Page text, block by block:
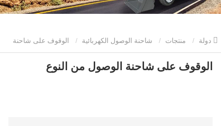
منتجات شاحنة الوصول الكهربائية الوقوف على شاحنة
الوصول من النوع
الوقوف على شاحنة الوصول من النوع